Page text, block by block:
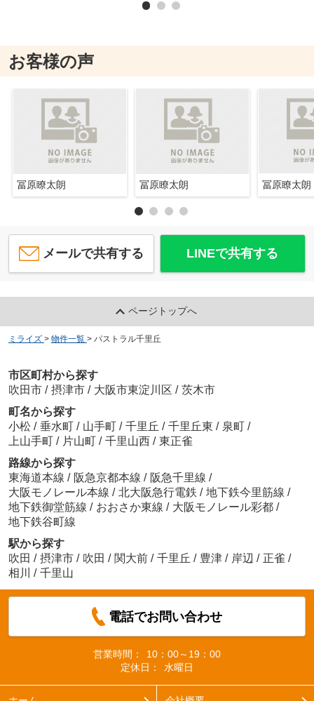
お客様の声
冨原瞭太朗 冨原瞭太朗 冨原瞭太朗
メールで共有する LINEで共有する
ページトップへ
ミライズ > 物件一覧 > パストラル千里丘
市区町村から探す
吹田市 / 摂津市 / 大阪市東淀川区 / 茨木市
町名から探す
小松 / 垂水町 / 山手町 / 千里丘 / 千里丘東 / 泉町 /
上山手町 / 片山町 / 千里山西 / 東正雀
路線から探す
東海道本線 / 阪急京都本線 / 阪急千里線 /
大阪モノレール本線 / 北大阪急行電鉄 / 地下鉄今里筋線 /
地下鉄御堂筋線 / おおさか東線 / 大阪モノレール彩都 /
地下鉄谷町線
駅から探す
吹田 / 摂津市 / 吹田 / 関大前 / 千里丘 / 豊津 / 岸辺 / 正雀 /
相川
/ 千里山
電話でお問い合わせ
営業時間：
10：00～19：00
定休日：
水曜日